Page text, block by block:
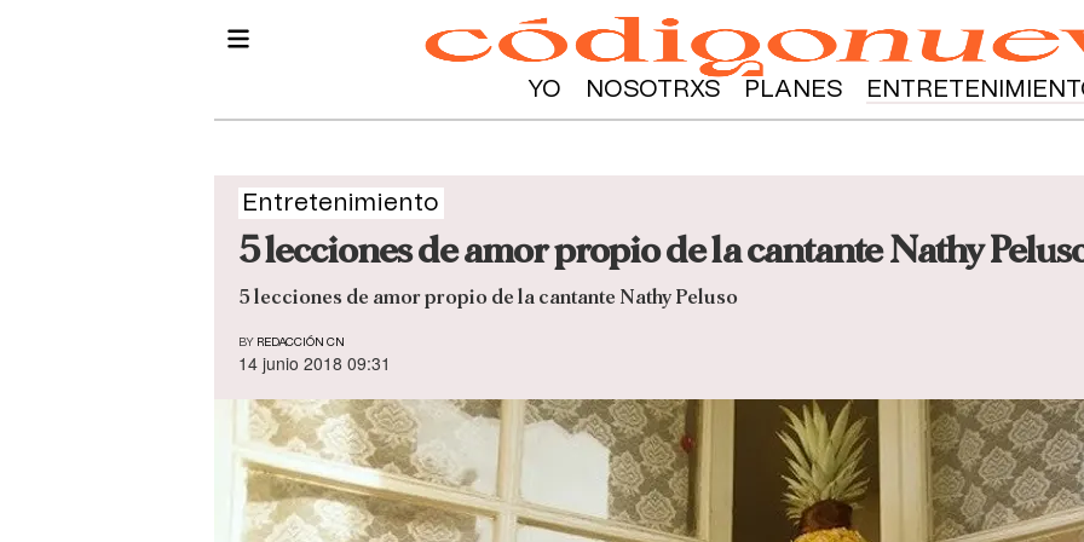
YO NOSOTRXS PLANES
Entretenimiento
5 lecciones de amor propio de la cantante Nathy
5 lecciones de amor propio de la cantante Nathy Peluso
BY REDACCIÓN CN
14 junio 2018 09:31